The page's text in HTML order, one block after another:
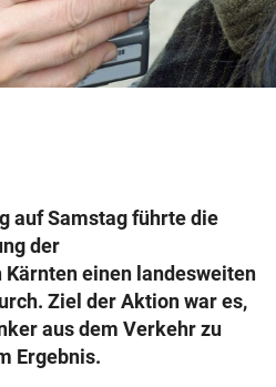
Co KG 2026
auf Samstag führte die
der
einen landesweiten
Ziel der Aktion war es,
aus dem Verkehr zu
Ergebnis.